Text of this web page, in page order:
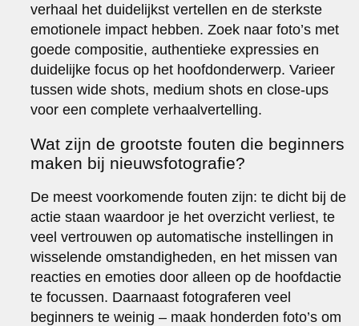
verhaal het duidelijkst vertellen en de sterkste
emotionele impact hebben. Zoek naar foto’s met
goede compositie, authentieke expressies en
duidelijke focus op het hoofdonderwerp. Varieer
tussen wide shots, medium shots en close-ups
voor een complete verhaalvertelling.
Wat zijn de grootste fouten die beginners
maken bij nieuwsfotografie?
De meest voorkomende fouten zijn: te dicht bij de
actie staan waardoor je het overzicht verliest, te
veel vertrouwen op automatische instellingen in
wisselende omstandigheden, en het missen van
reacties en emoties door alleen op de hoofdactie
te focussen. Daarnaast fotograferen veel
beginners te weinig – maak honderden foto’s om